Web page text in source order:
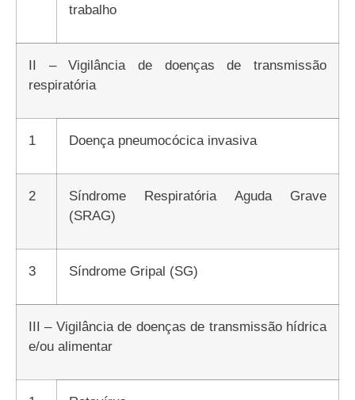
trabalho
II – Vigilância de doenças de transmissão
respiratória
1 Doença pneumocócica invasiva
2
Síndrome Respiratória Aguda Grave
(SRAG)
3 Síndrome Gripal (SG)
III – Vigilância de doenças de transmissão hídrica
e/ou alimentar